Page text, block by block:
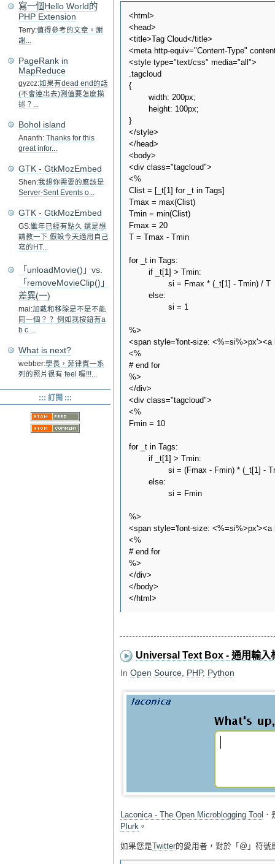
<html>
<head>
<title>Tag Cloud</title>
<meta http-equiv="Content-Type"
<style type="text/css" media="all">
.tagcloud
{
        width: 200px;
        height: 100px;
}
</style>
</head>
<body>
<div class="tagcloud">
<%
Clist = [_t[1] for _t in Tags]
Tmax = max(Clist)
Tmin = min(Clist)
Fmax = 20
T = Tmax - Tmin
for _t in Tags:
        if _t[1] > Tmin:
                si = Fmax * (_t[1] - Tmin) / T
        else:
                si = 1
%>
<span style='font-size:
<%
# end for
%>
</div>
<div class="tagcloud">
<%
Fmin = 10
for _t in Tags:
        if _t[1] > Tmin:
si = (Fmax - Fmin) * (_t[1]
        else:
                si = Fmin
%>
<span style='font-size:
<%
# end for
%>
</div>
</body>
Universal Text Box - 通用輸入
In Open Source, PHP, Python
Laconica - The Open Microblogging Tool
Plurk 。
如果您是Twitter的愛用者，對於「@」符
寫一個Hello World的
PHP Extension
Terry:值得參考的文章。謝
謝...
PageRank in
MapReduce
gyzcz:如果有dead end的話
(不會連出去)測值要怎麼描
述？...
Bohol island
Ananth: Thanks for this
great infor...
GTK - GtkMozEmbed
Shen:我想你需要的應該是
Server-Sent Events o...
GTK - GtkMozEmbed
GS:雖年已經有點久 還是想
請教一下 假設今天適用自己
寫的HT...
「unloadMovie()」vs.
「removeMovieClip()」
差異(一)
mai:加戴和移除是不是不能
同一個？？ 例如我按鈕有a
b c ...
What is next?
webber:學長，菲律賓一系
列的照片很有 feel 喔!!!...
::: 訂閱 :::